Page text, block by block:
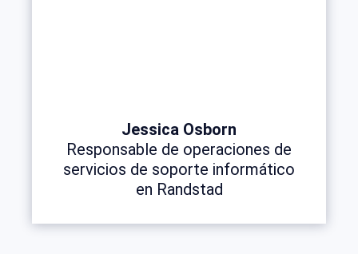
Jessica Osborn
Responsable de operaciones de
servicios de soporte informático
en Randstad